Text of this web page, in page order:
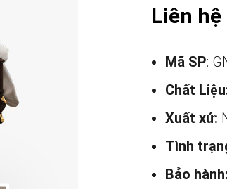
Liên hệ
Mã SP:
Chất
Xuất xứ:
Tình
Bảo hành: